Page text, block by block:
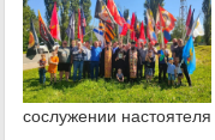
сослужении